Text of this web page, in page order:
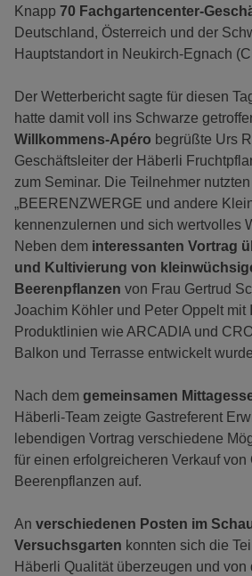
Knapp 70 Fachgartencenter-
Deutschland, Österreich und der
Hauptstandort in Neukirch-Egnach
Der Wetterbericht sagte für diesen
hatte damit voll ins Schwarze
Willkommens-Apéro begrüßte Urs
Geschäftsleiter der Häberli
zum Seminar. Die Teilnehmer
„BEERENZWERGE und andere
kennenzulernen und sich wertvolles
Neben dem interessanten Vortrag
und Kultivierung von
Beerenpflanzen von Frau Gertrud
Joachim Köhler und Peter Oppelt mit
Produktlinien wie ARCADIA und
Balkon und Terrasse entwickelt
Nach dem gemeinsamen
Häberli-Team zeigte Gastreferent
lebendigen Vortrag verschiedene
für einen erfolgreicheren Verkauf von
Beerenpflanzen auf.
An verschiedenen Posten im
Versuchsgarten konnten sich die
Häberli Qualität überzeugen und von